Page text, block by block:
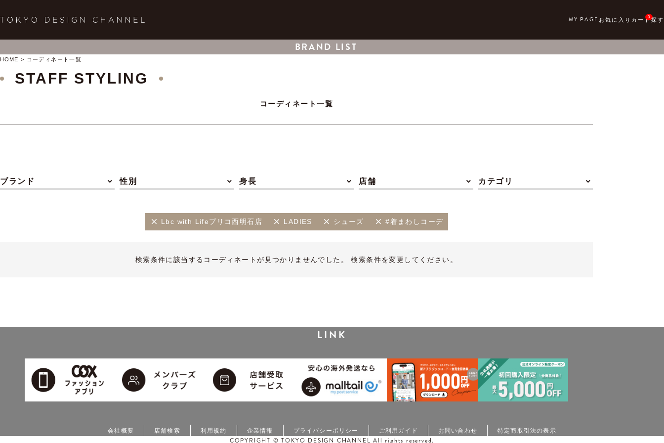
0
BRAND LIST
HOME コーディネート一覧
STAFF STYLING
コーディネート一覧
ブランド 性別 身長 店舗 カテゴリ
Lbc with Lifeプリコ西明石店 LADIES シューズ #着まわしコーデ
検索条件に該当するコーディネートが見つかりませんでした。 検索条件を変更してください。
LINK
会社概要 店舗検索 利用規約 企業情報 プライバシーポリシー ご利用ガイド お問い合わせ 特定商取引法の表示
COPYRIGHT © TOKYO DESIGN CHANNEL All rights reserved.